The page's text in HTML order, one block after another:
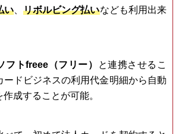
い、 リボルビング払いなども利用出来
フトfreee（フリー）
と連携させるこ
ードビジネスの利用代金明細から自動
成することが可能。